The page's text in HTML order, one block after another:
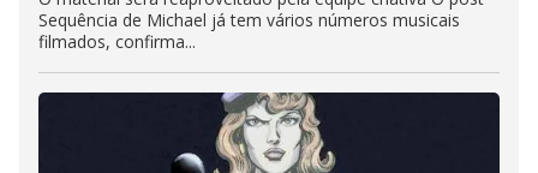
Sequência de Michael já tem vários números musicais
filmados, confirma...